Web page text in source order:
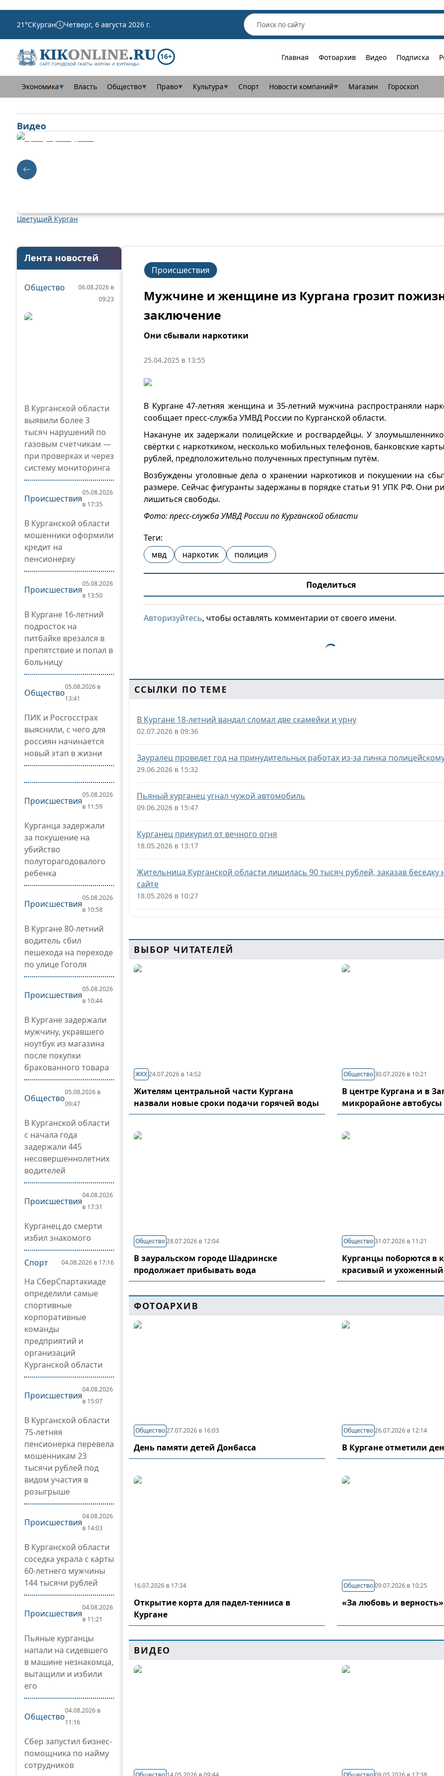
21°CКурган Четверг, 6 августа 2026 г.
16+ Главная Фотоархив Видео Подписка
Экономика▼ Власть Общество▼ Право▼ Культура▼ Спорт Новости компаний▼ Магазин Гороскоп
Видео
Цветущий Курган
Лента новостей
Общество
06.08.2026 в
09:23
В Курганской области
выявили более 3
тысяч нарушений по
газовым счетчикам —
при проверках и через
систему мониторинга
Происшествия
05.08.2026
в 17:35
В Курганской области
мошенники оформили
кредит на
пенсионерку
Происшествия
05.08.2026
в 13:50
В Кургане 16-летний
подросток на
питбайке врезался в
препятствие и попал в
больницу
Общество
05.08.2026 в
13:41
ПИК и Росгосстрах
выяснили, с чего для
россиян начинается
новый этап в жизни
Происшествия
05.08.2026
в 11:59
Курганца задержали
за покушение на
убийство
полуторагодовалого
ребенка
Происшествия
05.08.2026
в 10:58
В Кургане 80-летний
водитель сбил
пешехода на переходе
по улице Гоголя
Происшествия
05.08.2026
в 10:44
В Кургане задержали
мужчину, укравшего
ноутбук из магазина
после покупки
бракованного товара
Общество
05.08.2026 в
09:47
В Курганской области
с начала года
задержали 445
несовершеннолетних
водителей
Происшествия
04.08.2026
в 17:31
Курганец до смерти
избил знакомого
Спорт 04.08.2026 в 17:16
На СберСпартакиаде
определили самые
спортивные
корпоративные
команды
предприятий и
организаций
Курганской области
Происшествия
04.08.2026
в 15:07
В Курганской области
75-летняя
пенсионерка перевела
мошенникам 23
тысячи рублей под
видом участия в
розыгрыше
Происшествия
04.08.2026
в 14:03
В Курганской области
соседка украла с карты
60-летнего мужчины
144 тысячи рублей
Происшествия
04.08.2026
в 11:21
Пьяные курганцы
напали на сидевшего
в машине незнакомца,
вытащили и избили
его
Общество
04.08.2026 в
11:16
Сбер запустил бизнес-
помощника по найму
сотрудников
Происшествия
Мужчине и женщине из Кургана грозит
заключение
Они сбывали наркотики
25.04.2025 в 13:55
В Кургане 47-летняя женщина и 35-летний мужчина распространяли
сообщает пресс-служба УМВД России по Курганской области.
Накануне их задержали полицейские и росгвардейцы. У
свёртки с наркоткиком, несколько мобильных телефонов, банковские
рублей, предположительно полученных преступным путём.
Возбуждены уголовные дела о хранении наркотиков и покушении на
размере. Сейчас фигуранты задержаны в порядке статьи 91 УПК РФ. Они
лишиться свободы.
Фото: пресс-служба УМВД России по Курганской области
Теги:
мвд
наркотик полиция
Поделиться
Авторизуйтесь, чтобы оставлять комментарии от своего имени.
ССЫЛКИ ПО ТЕМЕ
В Кургане 18-летний вандал сломал две скамейки и урну
02.07.2026 в 09:36
Зауралец проведет год на принудительных работах из-за пинка
29.06.2026 в 15:32
Пьяный курганец угнал чужой автомобиль
09.06.2026 в 15:47
Курганец прикурил от вечного огня
18.05.2026 в 13:17
Жительница Курганской области лишилась 90 тысяч рублей, заказав
сайте
18.05.2026 в 10:27
ВЫБОР ЧИТАТЕЛЕЙ
ЖКХ24.07.2026 в 14:52
Жителям центральной части Кургана
назвали новые сроки подачи горячей воды
Общество 30.07.2026 в 10:21
В центре Кургана и в
микрорайоне
Общество28.07.2026 в 12:04
В зауральском городе Шадринске
продолжает прибывать вода
Общество 31.07.2026 в 11:21
Курганцы поборются в
красивый и
ФОТОАРХИВ
Общество27.07.2026 в 16:03
День памяти детей Донбасса
Общество 26.07.2026 в 12:14
В Кургане отметили
16.07.2026 в 17:34
Открытие корта для падел-тенниса в
Кургане
Общество 09.07.2026 в 10:25
«За любовь и верность»
ВИДЕО